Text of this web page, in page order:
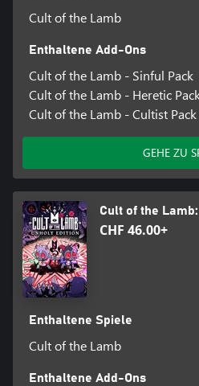
Cult of the Lamb
Enthaltene Add-Ons
Cult of the Lamb - Sinful Pack
Cult of the Lamb - Heretic
Cult of the Lamb - Cultist Pack
GEHE ZU
Cult of the
CHF 46.00+
Enthaltene Spiele
Cult of the Lamb
Enthaltene Add-Ons